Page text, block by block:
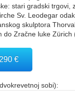
stari gradski
Sv. Leodegar
skulptora
do Zračne luke
€
sobi):